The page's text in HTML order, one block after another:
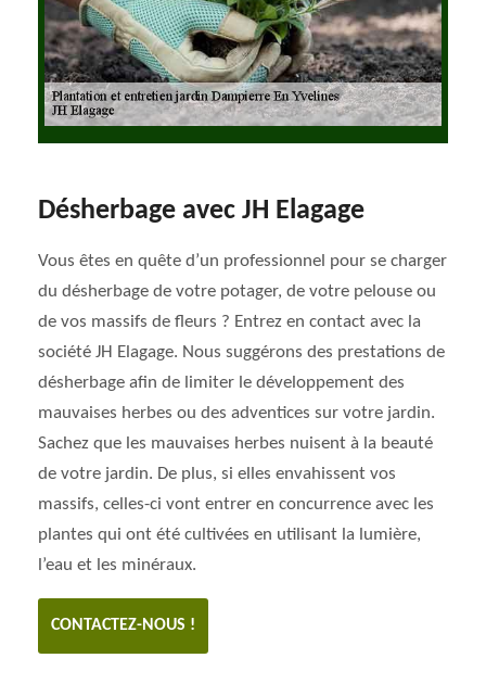
Désherbage avec JH Elagage
Vous êtes en quête d’un professionnel pour se charger
du désherbage de votre potager, de votre pelouse ou
de vos massifs de fleurs ? Entrez en contact avec la
société JH Elagage. Nous suggérons des prestations de
désherbage afin de limiter le développement des
mauvaises herbes ou des adventices sur votre jardin.
Sachez que les mauvaises herbes nuisent à la beauté
de votre jardin. De plus, si elles envahissent vos
massifs, celles-ci vont entrer en concurrence avec les
plantes qui ont été cultivées en utilisant la lumière,
l’eau et les minéraux.
CONTACTEZ-NOUS !